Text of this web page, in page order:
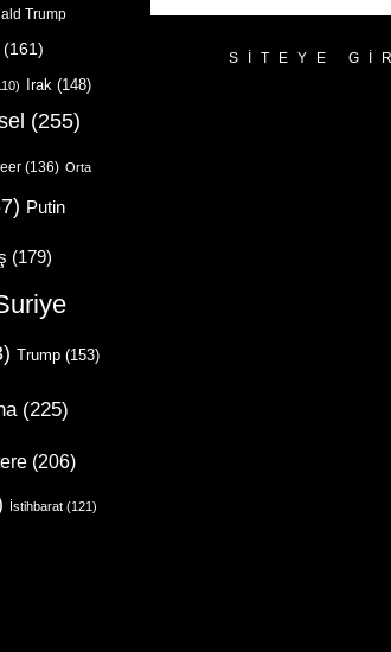
Trump
(161)
Irak (148)
(255)
(136) Orta
Putin
(179)
Trump (153)
(225)
(206)
İstihbarat (121)
SITEYE